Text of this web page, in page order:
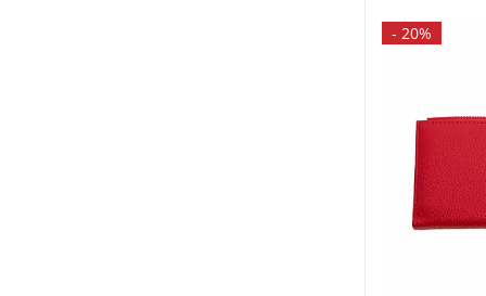
- 20%